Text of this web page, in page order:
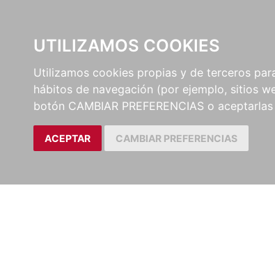
UTILIZAMOS COOKIES
Utilizamos cookies propias y de terceros
hábitos de navegación (por ejemplo, sitios
botón CAMBIAR PREFERENCIAS o
ACEPTAR CAMBIAR PREFERENCIAS